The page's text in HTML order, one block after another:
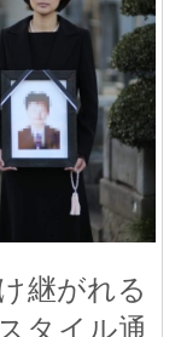
継がれる
タイル通